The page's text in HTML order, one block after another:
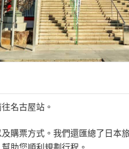
名古屋站。
購票方式。我們還匯總了日本
助您順利規劃行程。